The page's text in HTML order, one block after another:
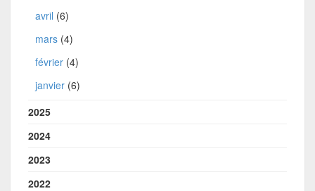
avril (6)
mars (4)
février (4)
janvier (6)
2025
2024
2023
2022